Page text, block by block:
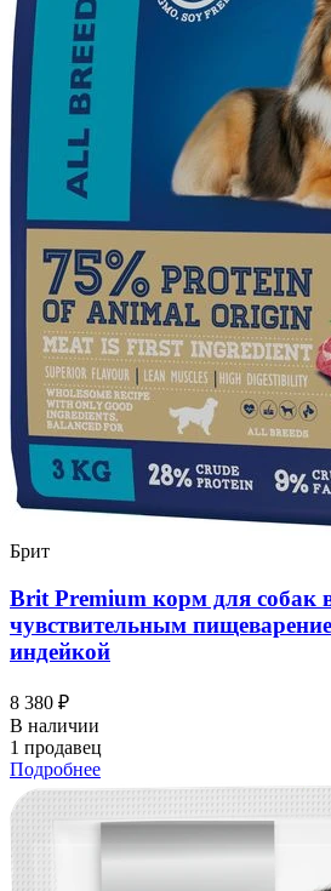
Брит
Brit Premium корм для собак
чувствительным
индейкой
8 380 ₽
В наличии
1 продавец
Подробнее